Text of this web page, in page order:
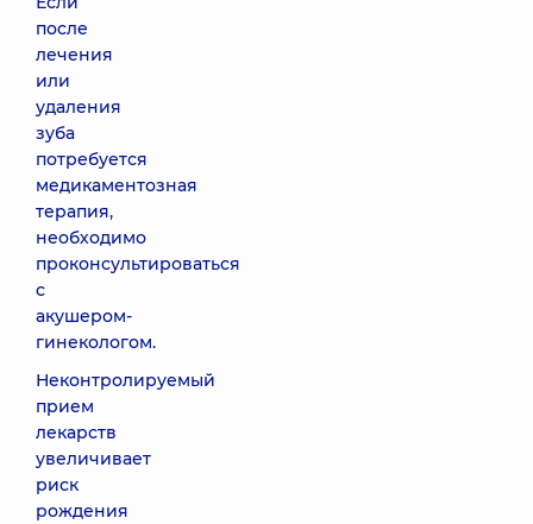
после
лечения
или
удаления
зуба
потребуется
медикаментозная
терапия,
необходимо
проконсультироваться
с
акушером-
гинекологом.
Неконтролируемый
прием
лекарств
увеличивает
риск
рождения